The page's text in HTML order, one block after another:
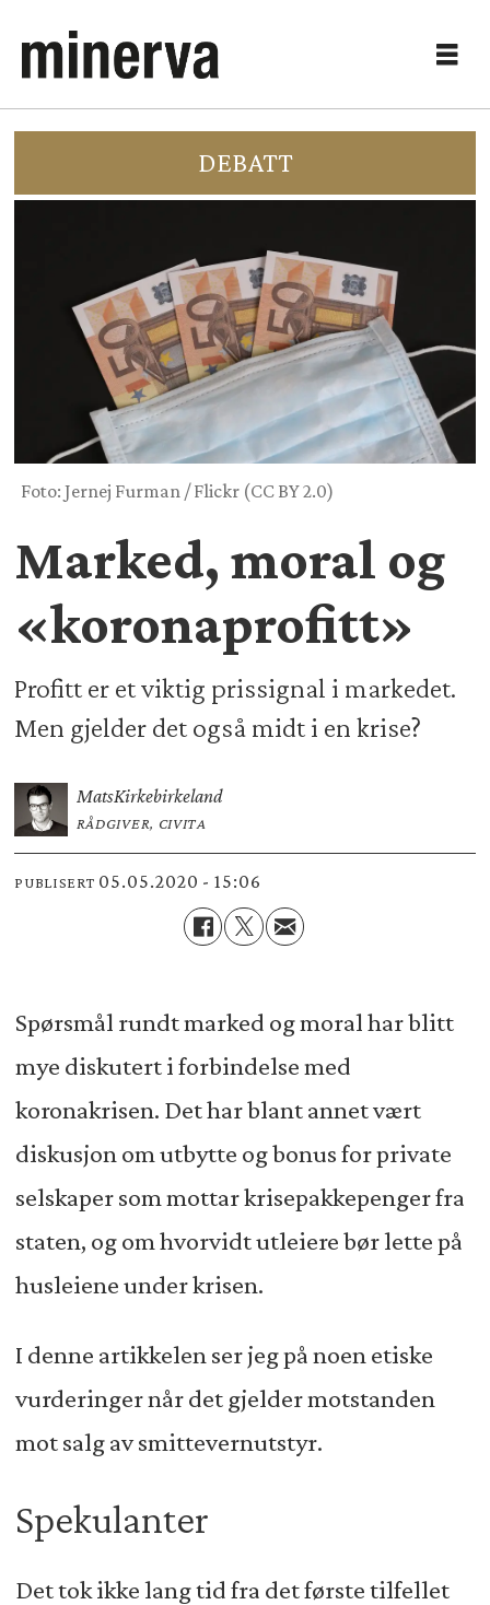
DEBATT
Foto: Jernej Furman / Flickr (CC BY 2.0)
Marked, moral og
«koronaprofitt»
Profitt er et viktig prissignal i markedet.
Men gjelder det også midt i en krise?
MatsKirkebirkeland
RÅDGIVER, CIVITA
PUBLISERT 05.05.2020 - 15:06
Spørsmål rundt marked og moral har blitt
mye diskutert i forbindelse med
koronakrisen. Det har blant annet vært
diskusjon om utbytte og bonus for private
selskaper som mottar krisepakkepenger fra
staten, og om hvorvidt utleiere bør lette på
husleiene under krisen.
I denne artikkelen ser jeg på noen etiske
vurderinger når det gjelder motstanden
mot salg av smittevernutstyr.
Spekulanter
Det tok ikke lang tid fra det første tilfellet